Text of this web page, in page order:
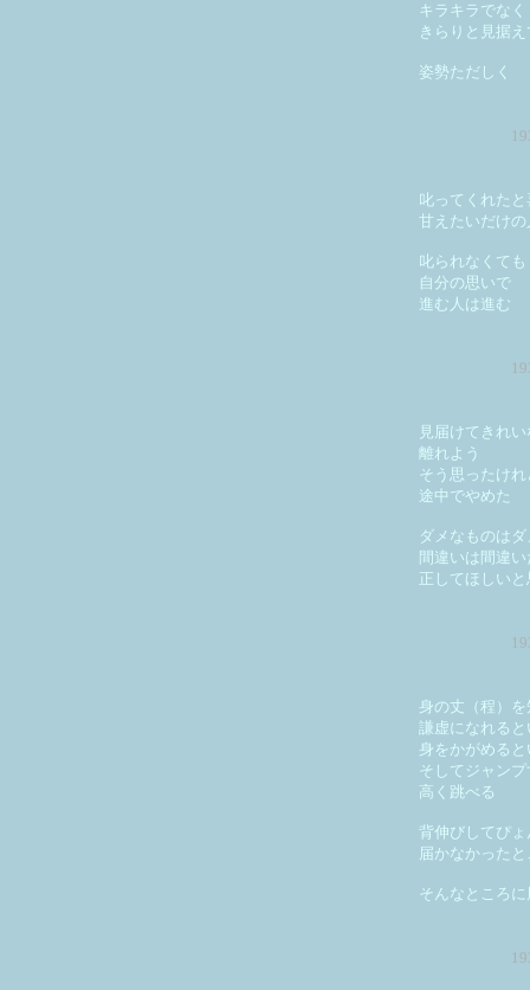
キラキラでなく
きらりと見据え
姿勢ただしく
叱ってくれた
甘えたいだけの
叱られなくても
自分の思いで
進む人は進む
見届けてきれ
離れよう
そう思ったけれ
途中でやめた
ダメなものは
間違いは間違
正してほしいと
身の丈（程）
謙虚になれる
身をかがめる
そしてジャンプ
高く跳べる
背伸びしてぴ
届かなかったと
そんなところに